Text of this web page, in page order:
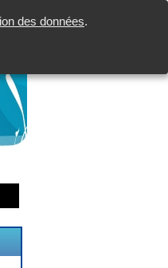
des données.